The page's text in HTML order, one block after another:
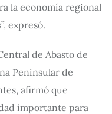
la economía regional
expresó.
de Abasto de
Peninsular de
afirmó que
importante para